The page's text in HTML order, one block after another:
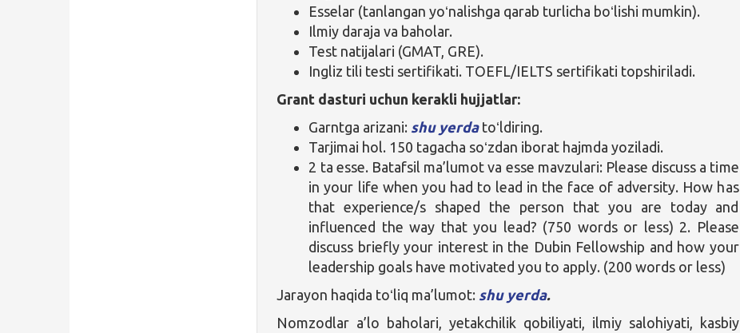
Esselar (tanlangan yoʻnalishga qarab turlicha boʻlishi mumkin).
Ilmiy daraja va baholar.
Test natijalari (GMAT, GRE).
Ingliz tili testi sertifikati. TOEFL/IELTS sertifikati topshiriladi.
Grant dasturi uchun kerakli hujjatlar:
Garntga arizani: shu yerdatoʻldiring.
Tarjimai hol. 150 tagacha soʻzdan iborat hajmda yoziladi.
2 ta esse. Batafsil ma’lumot va esse mavzulari: Please discuss a time
in your life when you had to lead in the face of adversity. How has
that experience/s shaped the person that you are today and
influenced the way that you lead? (750 words or less) 2. Please
discuss briefly your interest in the Dubin Fellowship and how your
leadership goals have motivated you to apply. (200 words or less)
Jarayon haqida toʻliq ma’lumot: shu yerda.
Nomzodlar a’lo baholari, yetakchilik qobiliyati, ilmiy salohiyati, kasbiy